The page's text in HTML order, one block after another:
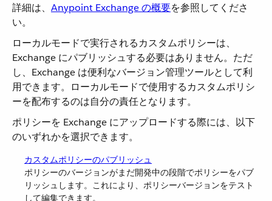
詳細は、 Anypoint Exchange の概要を参照してくださ
い。
ローカルモードで実行されるカスタムポリシーは、
Exchange にパブリッシュする必要はありません。ただ
し、Exchange は便利なバージョン管理ツールとして利
用できます。ローカルモードで使用するカスタムポリシ
ーを配布するのは自分の責任となります。
ポリシーを Exchange にアップロードする際には、以下
のいずれかを選択できます。
カスタムポリシーのパブリッシュ
ポリシーのバージョンがまだ開発中の段階でポリシーをパブ
リッシュします。これにより、ポリシーバージョンをテスト
して編集できます。